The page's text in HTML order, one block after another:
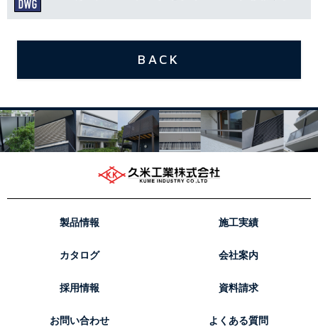
BACK
製品情報 施工実績
カタログ 会社案内
採用情報 資料請求
お問い合わせ よくある質問